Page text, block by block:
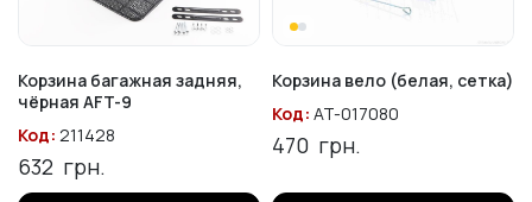
Корзина багажная задняя,
чёрная AFT-9
Код: 211428
632 грн.
Корзина вело (белая, сетка)
Код: AT-017080
470 грн.